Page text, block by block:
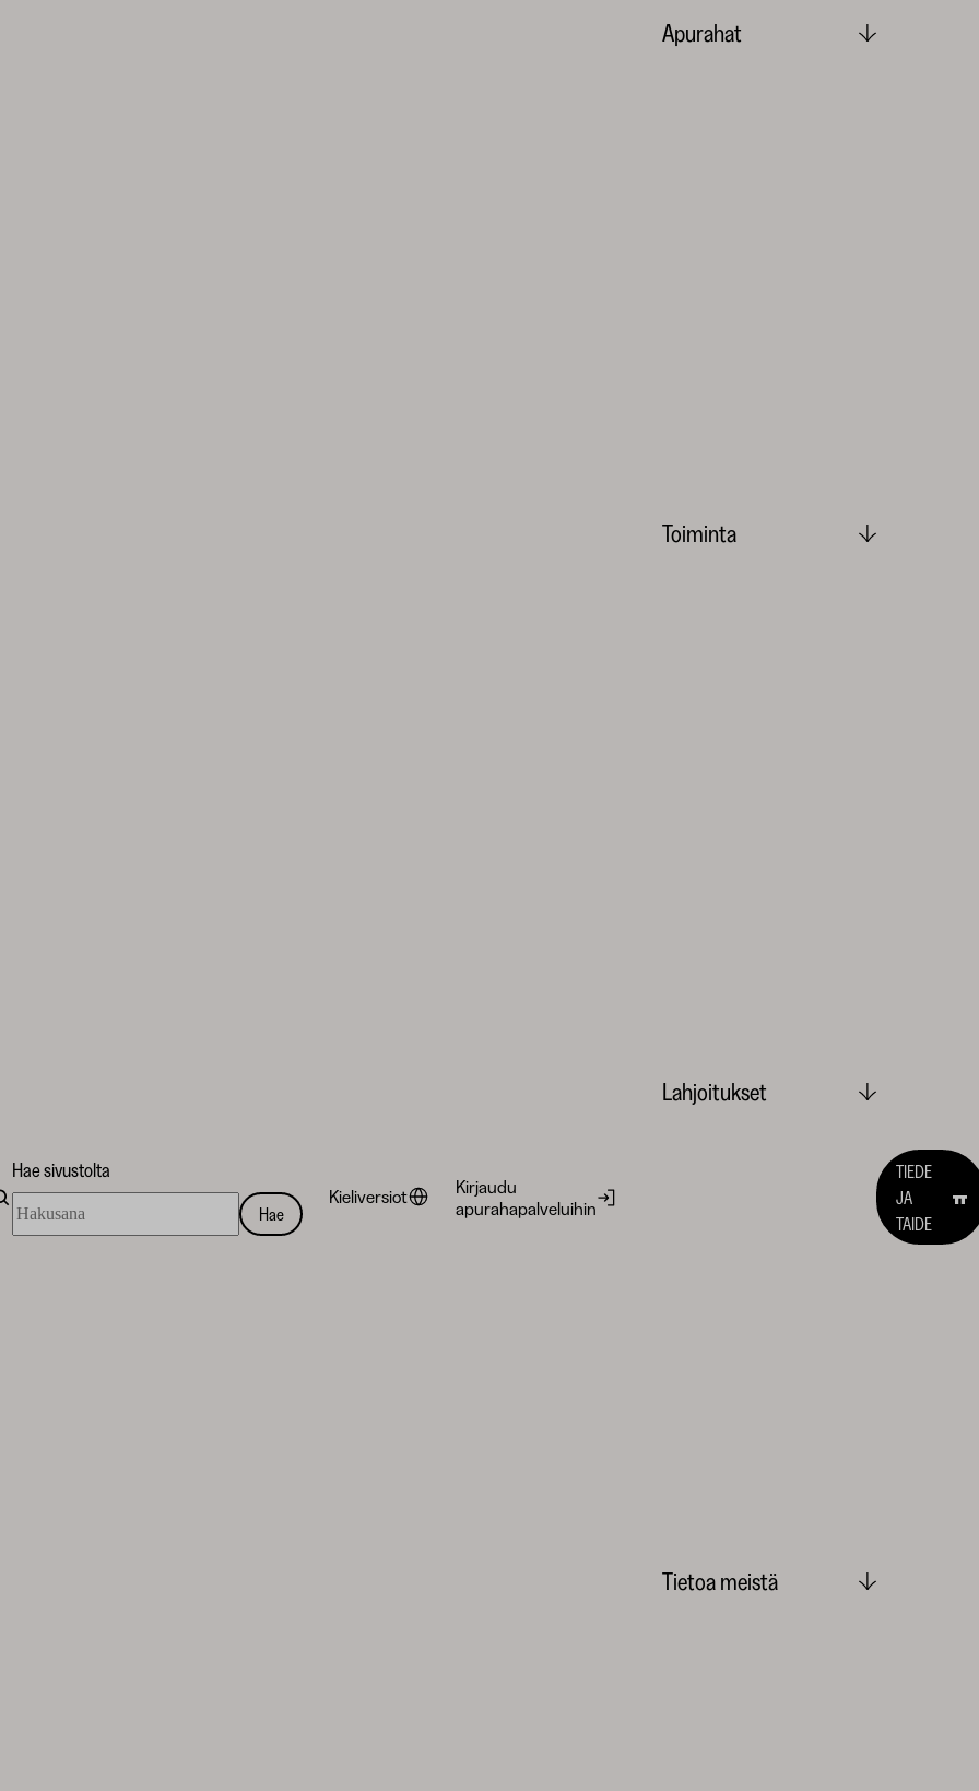
Hae sivustolta
sivustolta
Hae
Kieliversiot
Kirjaudu
apurahapalveluihin
Apurahat
Toiminta
Lahjoitukset
Tietoa meistä
TIEDE
JA
TAIDE